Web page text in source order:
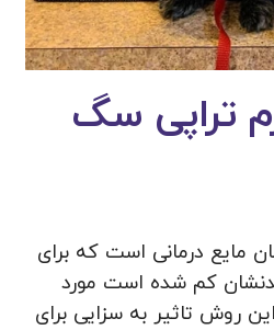
تراپی سگ
مایع درمانی است که برای
کم شده است مورد
روش تاثیر به سزایی برای